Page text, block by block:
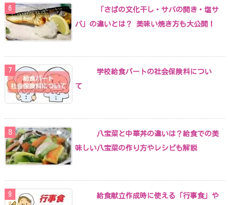
「さばの文化干し・サバの開き・塩サ
バ」の違いとは？ 美味い焼き方も大公開！
学校給食パートの社会保険料につい
て
八宝菜と中華丼の違いは？給食での美
味しい八宝菜の作り方やレシピも解説
給食献立作成時に使える「行事食」や